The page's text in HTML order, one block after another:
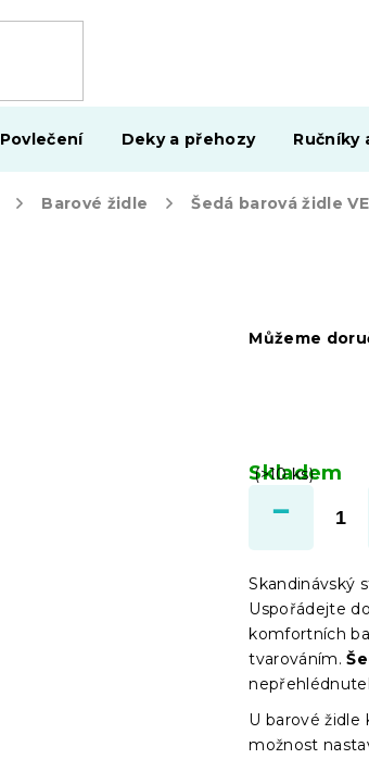
Povlečení Deky a přehozy Ručníky
Barové židle
Skladem
(>10 ks)
Můžeme
Skandinávský
Uspořádejte
komfortních
tvarováním.
U barové židle
možnost